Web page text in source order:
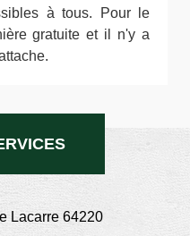
à tous. Pour le
gratuite et il n'y a
Lacarre 64220